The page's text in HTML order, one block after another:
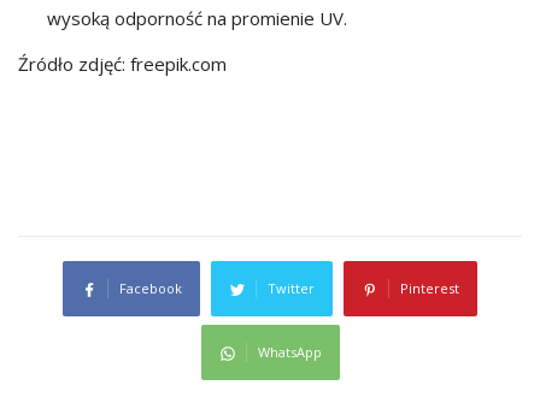
wysoką odporność na promienie UV.
Źródło zdjęć: freepik.com
Facebook Twitter Pinterest
WhatsApp